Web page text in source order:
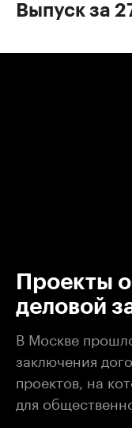
Выпуск за
Проекты
деловой
В Москве
заключения
проектов, на
для